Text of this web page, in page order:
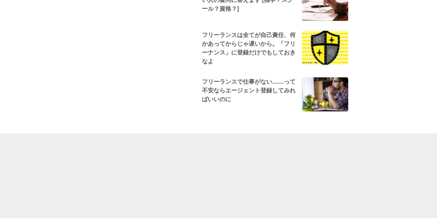
ール？資格？]
フリーランスは全てが自己責任、何
かあってからじゃ遅いから。「フリ
ーナンス」に登録だけでもしておき
なよ
フリーランスで仕事がない……って
不安ならエージェント登録してみれ
ばいいのに